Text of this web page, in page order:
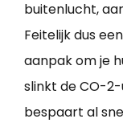
buitenlucht,
Feitelijk dus
aanpak om je
slinkt de CO-
bespaart al